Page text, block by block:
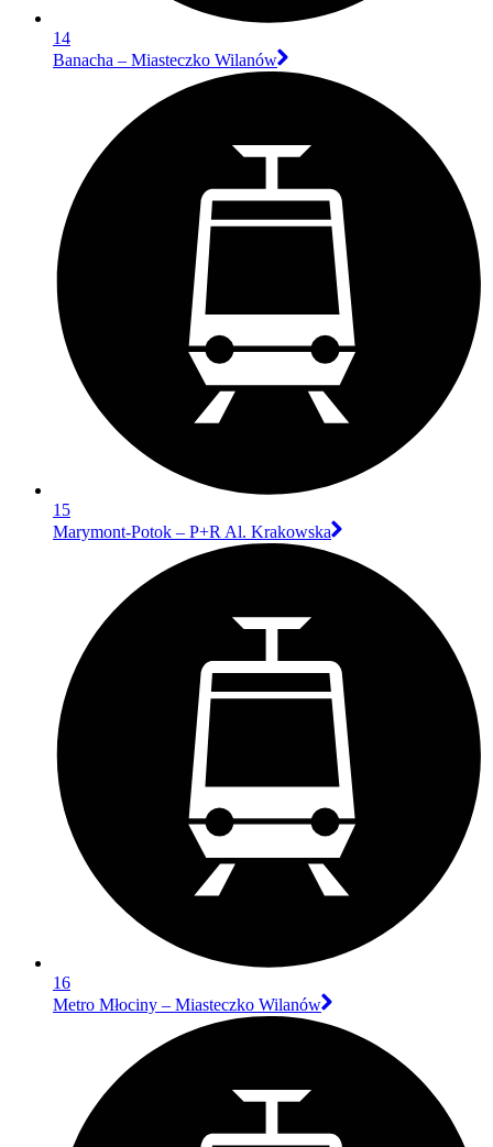
14
Banacha – Miasteczko Wilanów
15
Marymont-Potok – P+R Al. Krakowska
16
Metro Młociny – Miasteczko Wilanów